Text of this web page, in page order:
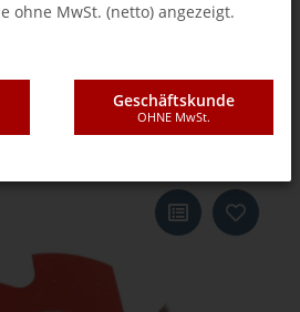
P-System
Ø100.9x7xØ22
ohne MwSt. (netto) angezeigt.
Geschäftskunde
OHNE MwSt.